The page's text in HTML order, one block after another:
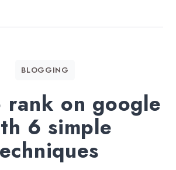
BLOGGING
rank on google
6 simple